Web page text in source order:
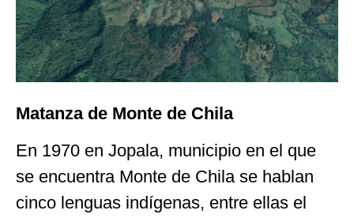
Matanza de Monte de Chila
En 1970 en Jopala, municipio en el que
se encuentra Monte de Chila se hablan
cinco lenguas indígenas, entre ellas el